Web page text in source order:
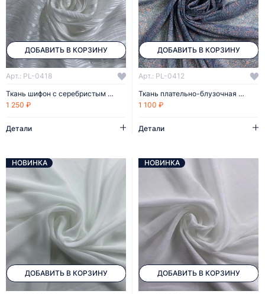
ДОБАВИТЬ В КОРЗИНУ
Арт.: PL-0418
Ткань шифон с серебристым люрексом
1 250 ₽
Детали
ДОБАВИТЬ В КОРЗИНУ
Арт.: PL-0412
Ткань плательно-блузочная шифон
1 100 ₽
Детали
ДОБАВИТЬ В КОРЗИНУ
НОВИНКА
ДОБАВИТЬ В КОРЗИНУ
НОВИНКА